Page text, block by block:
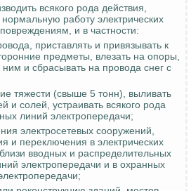
всякого рода действия,
работу электрических
и в частности:
приставлять и привязывать к
предметы, влезать на опоры,
и сбрасывать на провода снег с
тяжести (свыше 5 тонн), выливать
и солей, устраивать всякого рода
линий электропередачи;
электросетевых сооружений,
и переключения в электрических
вводных и распределительных
электропередачи и в охранных